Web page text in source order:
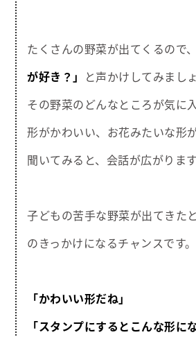
たくさんの野菜が出てくるので、
が好き？」 と声かけしてみましょ
その野菜のどんなところが気に
形がかわいい、お花みたいな形
聞いてみると、会話が広がります
子どもの苦手な野菜が出てきた
のきっかけになるチャンスです。
「かわいい形だね」
「スタンプにするとこんな形に